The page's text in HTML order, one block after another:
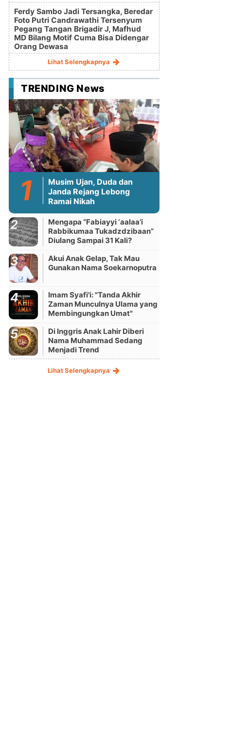
Ferdy Sambo Jadi Tersangka, Beredar
Foto Putri Candrawathi Tersenyum
Pegang Tangan Brigadir J, Mafhud
MD Bilang Motif Cuma Bisa Didengar
Orang Dewasa
Lihat Selengkapnya
TRENDING News
Musim Ujan, Duda dan
Janda Rejang Lebong
Ramai Nikah
Mengapa “Fabiayyi ‘aalaa’i
Rabbikumaa Tukadzdzibaan”
Diulang Sampai 31 Kali?
Akui Anak Gelap, Tak Mau
Gunakan Nama Soekarnoputra
Imam Syafi'i: "Tanda Akhir
Zaman Munculnya Ulama yang
Membingungkan Umat"
Di Inggris Anak Lahir Diberi
Nama Muhammad Sedang
Menjadi Trend
Lihat Selengkapnya